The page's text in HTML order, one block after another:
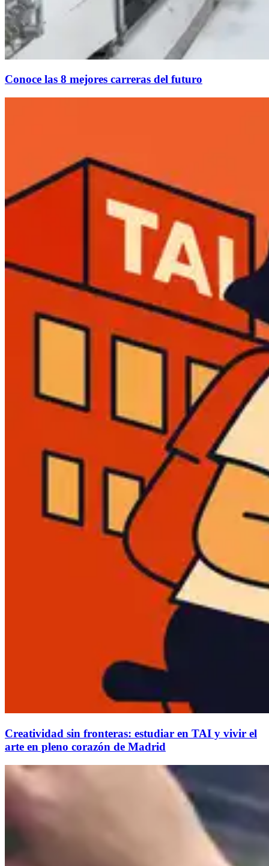
Conoce las 8 mejores carreras del futuro
Creatividad sin fronteras: estudiar en TAI y vivir el
arte en pleno corazón de Madrid